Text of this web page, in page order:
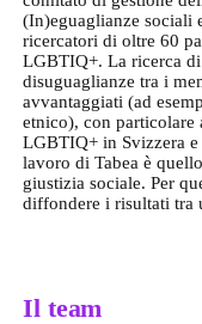
(In)eguaglianze sociali
ricercatori di oltre 60
LGBTIQ+. La ricerca
disuguaglianze tra i
avvantaggiati (ad
etnico), con
LGBTIQ+ in Svizzera
lavoro di Tabea è
giustizia sociale. Per
diffondere i risultati tra
Il team